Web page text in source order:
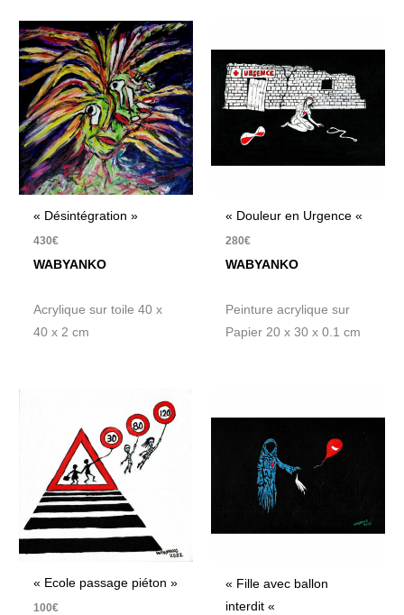
« Désintégration »
430€
WABYANKO
Acrylique sur toile 40 x
40 x 2 cm
« Douleur en Urgence «
280€
WABYANKO
Peinture acrylique sur
Papier 20 x 30 x 0.1 cm
« Ecole passage piéton »
100€
« Fille avec ballon
interdit «